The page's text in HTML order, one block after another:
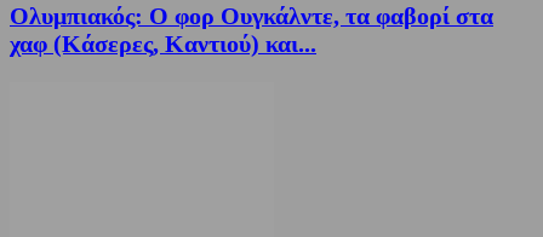
Ολυμπιακός: Ο φορ Ουγκάλντε, τα φαβορί στα
χαφ (Κάσερες, Καντιού) και...